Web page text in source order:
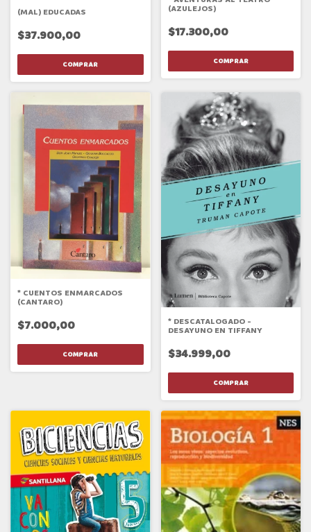
(MAL) EDUCADAS
$37.900,00
(AZULEJOS)
$17.300,00
* CUENTOS ENMARCADOS
(CANTARO)
$7.000,00 * DESCATALOGADO -
DESAYUNO EN TIFFANY
$34.999,00